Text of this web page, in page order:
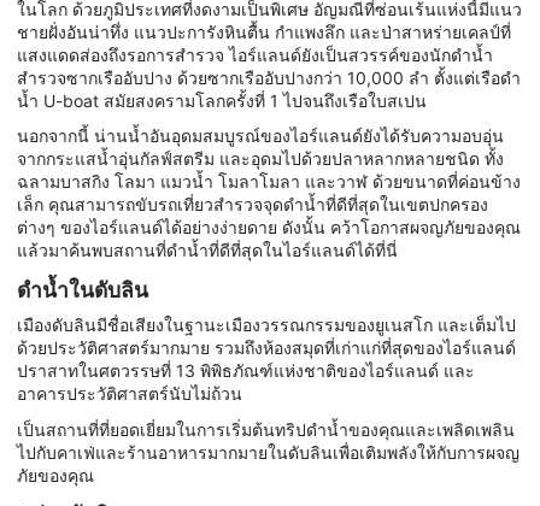
ในโลก ด้วยภูมิประเทศที่งดงามเป็นพิเศษ อัญมณีที่ซ่อนเร้นแห่งนี้มีแนว
ชายฝั่งอันน่าทึ่ง แนวปะการังหินตื้น กำแพงลึก และป่าสาหร่ายเคลป์ที่
แสงแดดส่องถึงรอการสำรวจ ไอร์แลนด์ยังเป็นสวรรค์ของนักดำน้ำ
สำรวจซากเรืออับปาง ด้วยซากเรืออับปางกว่า 10,000 ลำ ตั้งแต่เรือดำ
น้ำ U-boat สมัยสงครามโลกครั้งที่ 1 ไปจนถึงเรือใบสเปน
นอกจากนี้ น่านน้ำอันอุดมสมบูรณ์ของไอร์แลนด์ยังได้รับความอบอุ่น
จากกระแสน้ำอุ่นกัลฟ์สตรีม และอุดมไปด้วยปลาหลากหลายชนิด ทั้ง
ฉลามบาสกิง โลมา แมวน้ำ โมลาโมลา และวาฬ ด้วยขนาดที่ค่อนข้าง
เล็ก คุณสามารถขับรถเที่ยวสำรวจจุดดำน้ำที่ดีที่สุดในเขตปกครอง
ต่างๆ ของไอร์แลนด์ได้อย่างง่ายดาย ดังนั้น คว้าโอกาสผจญภัยของคุณ
แล้วมาค้นพบสถานที่ดำน้ำที่ดีที่สุดในไอร์แลนด์ได้ที่นี่
ดำน้ำในดับลิน
เมืองดับลินมีชื่อเสียงในฐานะเมืองวรรณกรรมของยูเนสโก และเต็มไป
ด้วยประวัติศาสตร์มากมาย รวมถึงห้องสมุดที่เก่าแก่ที่สุดของไอร์แลนด์
ปราสาทในศตวรรษที่ 13 พิพิธภัณฑ์แห่งชาติของไอร์แลนด์ และ
อาคารประวัติศาสตร์นับไม่ถ้วน
เป็นสถานที่ที่ยอดเยี่ยมในการเริ่มต้นทริปดำน้ำของคุณและเพลิดเพลิน
ไปกับคาเฟ่และร้านอาหารมากมายในดับลินเพื่อเติมพลังให้กับการผจญ
ภัยของคุณ